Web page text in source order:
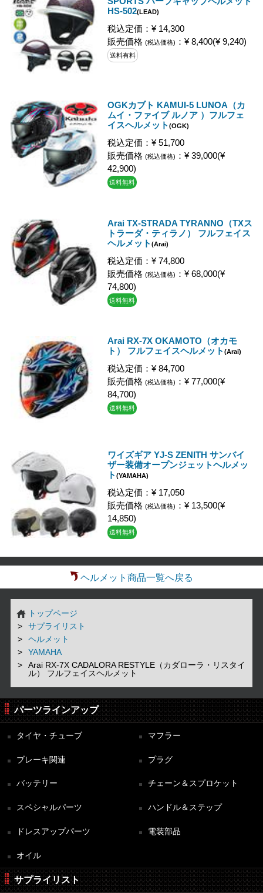
HS-502(LEAD)
税込定価：¥ 14,300
販売価格 (税込価格) ：¥ 8,400(¥ 9,240)
送料有料
OGKカブト KAMUI-5 LUNOA（カ
ムイ・ファイブ ルノア ）フルフェ
イスヘルメット (OGK)
税込定価：¥ 51,700
販売価格 (税込価格) ：¥ 39,000(¥
42,900)
送料無料
Arai TX-STRADA TYRANNO（TXス
トラーダ・ティラノ） フルフェイス
ヘルメット (Arai)
税込定価：¥ 74,800
販売価格 (税込価格) ：¥ 68,000(¥
74,800)
送料無料
Arai RX-7X OKAMOTO（オカモ
ト） フルフェイスヘルメット (Arai)
税込定価：¥ 84,700
販売価格 (税込価格) ：¥ 77,000(¥
84,700)
送料無料
ワイズギア YJ-S ZENITH サンバイ
ザー装備オープンジェットヘルメッ
ト (YAMAHA)
税込定価：¥ 17,050
販売価格 (税込価格) ：¥ 13,500(¥
14,850)
送料無料
ヘルメット商品一覧へ戻る
トップページ
サプライリスト
ヘルメット
YAMAHA
Arai RX-7X CADALORA RESTYLE（カダローラ・リスタイ
ル） フルフェイスヘルメット
パーツラインアップ
タイヤ・チューブ マフラー
ブレーキ関連 プラグ
バッテリー チェーン＆スプロケット
スペシャルパーツ ハンドル＆ステップ
ドレスアップパーツ 電装部品
オイル
サプライリスト